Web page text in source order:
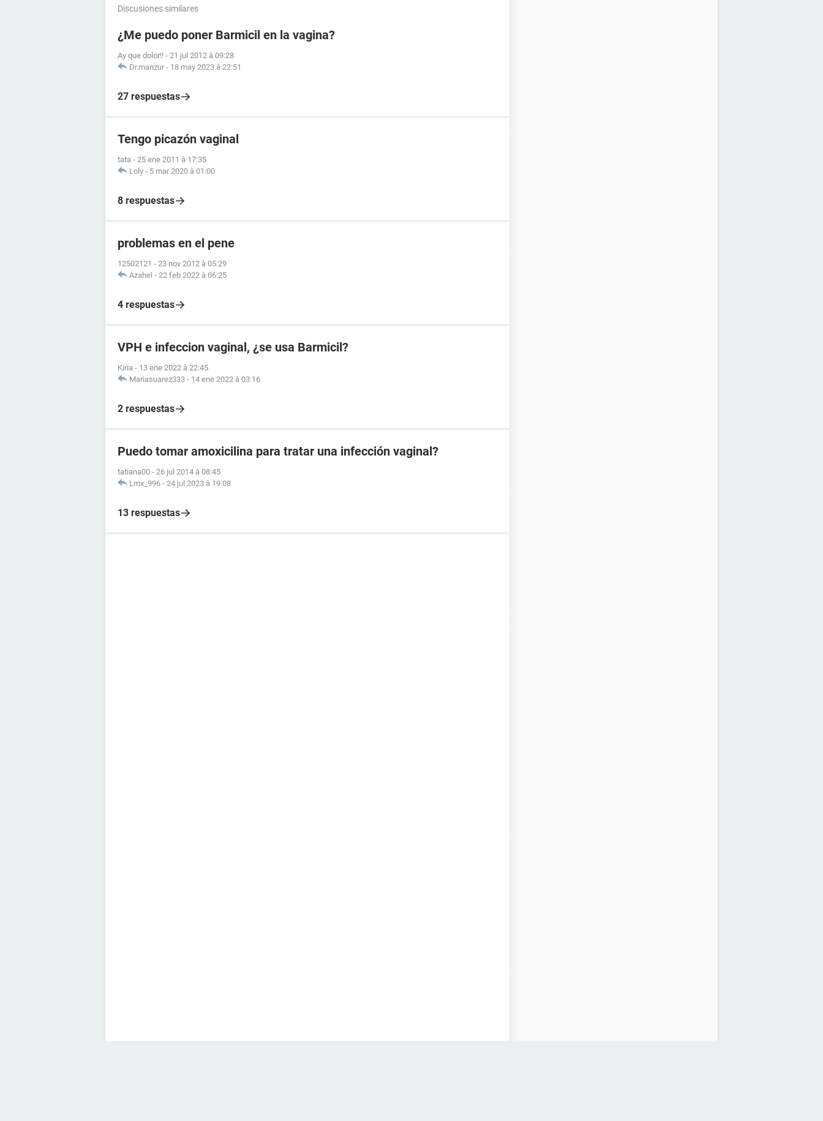
Discusiones similares
¿Me puedo poner Barmicil en la vagina?
Ay que dolor!! - 21 jul 2012 à 09:28
Dr.manzur - 18 may 2023 à 22:51
27 respuestas
Tengo picazón vaginal
tata - 25 ene 2011 à 17:35
Loly - 5 mar 2020 à 01:00
8 respuestas
problemas en el pene
12502121 - 23 nov 2012 à 05:29
Azahel - 22 feb 2022 à 06:25
4 respuestas
VPH e infeccion vaginal, ¿se usa Barmicil?
Kiria - 13 ene 2022 à 22:45
Mariasuarez333 - 14 ene 2022 à 03:16
2 respuestas
Puedo tomar amoxicilina para tratar una infección vaginal?
tatiana00 - 26 jul 2014 à 08:45
Lmx_996 - 24 jul 2023 à 19:08
13 respuestas